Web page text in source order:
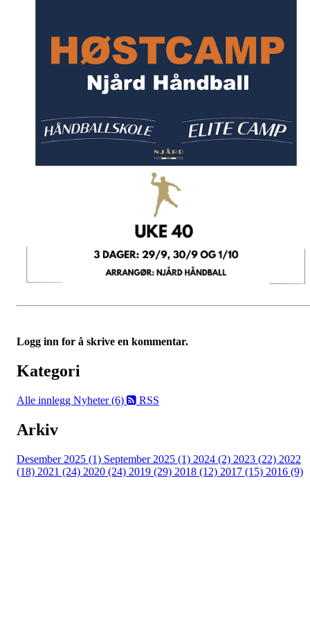
Logg inn for å skrive en kommentar.
Kategori
Alle innlegg Nyheter (6) RSS
Arkiv
Desember 2025 (1) September 2025 (1) 2024 (2) 2023 (22) 2022
(18) 2021 (24) 2020 (24) 2019 (29) 2018 (12) 2017 (15) 2016 (9)